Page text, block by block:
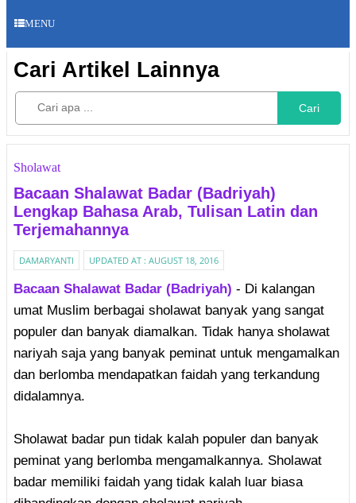
MENU
Cari Artikel Lainnya
Cari
Sholawat
Bacaan Shalawat Badar (Badriyah)
Lengkap Bahasa Arab, Tulisan Latin dan
Terjemahannya
DAMARYANTI UPDATED AT : AUGUST 18, 2016
Bacaan Shalawat Badar (Badriyah) - Di kalangan
umat Muslim berbagai sholawat banyak yang sangat
populer dan banyak diamalkan. Tidak hanya sholawat
nariyah saja yang banyak peminat untuk mengamalkan
dan berlomba mendapatkan faidah yang terkandung
didalamnya.
Sholawat badar pun tidak kalah populer dan banyak
peminat yang berlomba mengamalkannya. Sholawat
badar memiliki faidah yang tidak kalah luar biasa